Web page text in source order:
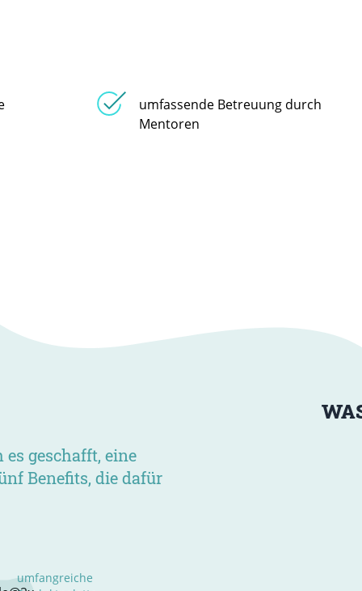
umfassende Betreuung durch
Mentoren
geschafft, eine
Benefits, die dafür
umfangreiche